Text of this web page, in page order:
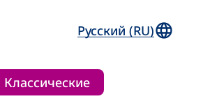
Русский (RU)
Классические